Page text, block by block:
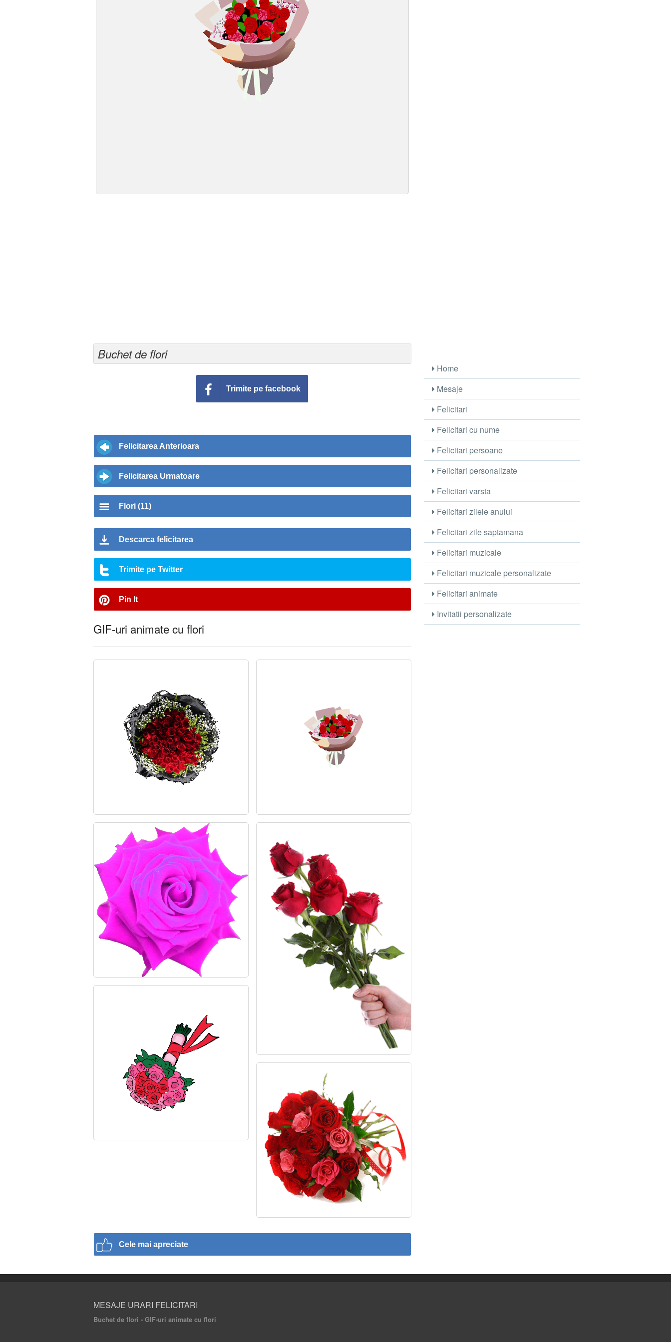
Buchet de flori
Trimite pe facebook
Felicitarea Anterioara
Felicitarea Urmatoare
Flori (11)
Descarca felicitarea
Trimite pe Twitter
Pin It
GIF-uri animate cu flori
Cele mai apreciate
Home
Mesaje
Felicitari
Felicitari cu nume
Felicitari persoane
Felicitari personalizate
Felicitari varsta
Felicitari zilele anului
Felicitari zile saptamana
Felicitari muzicale
Felicitari muzicale personalizate
Felicitari animate
Invitatii personalizate
MESAJE URARI FELICITARI
Buchet de flori - GIF-uri animate cu flori